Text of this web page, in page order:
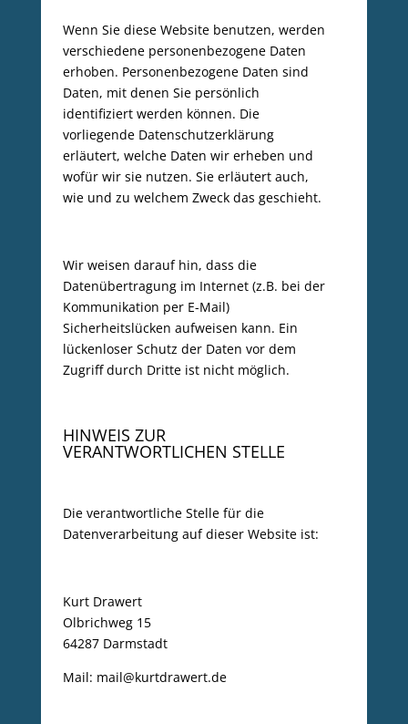
Wenn Sie diese Website benutzen, werden
verschiedene personenbezogene Daten
erhoben. Personenbezogene Daten sind
Daten, mit denen Sie persönlich
identifiziert werden können. Die
vorliegende Datenschutzerklärung
erläutert, welche Daten wir erheben und
wofür wir sie nutzen. Sie erläutert auch,
wie und zu welchem Zweck das geschieht.
Wir weisen darauf hin, dass die
Datenübertragung im Internet (z.B. bei der
Kommunikation per E-Mail)
Sicherheitslücken aufweisen kann. Ein
lückenloser Schutz der Daten vor dem
Zugriff durch Dritte ist nicht möglich.
HINWEIS ZUR
VERANTWORTLICHEN STELLE
Die verantwortliche Stelle für die
Datenverarbeitung auf dieser Website ist:
Kurt Drawert
Olbrichweg 15
64287 Darmstadt
Mail: mail@kurtdrawert.de